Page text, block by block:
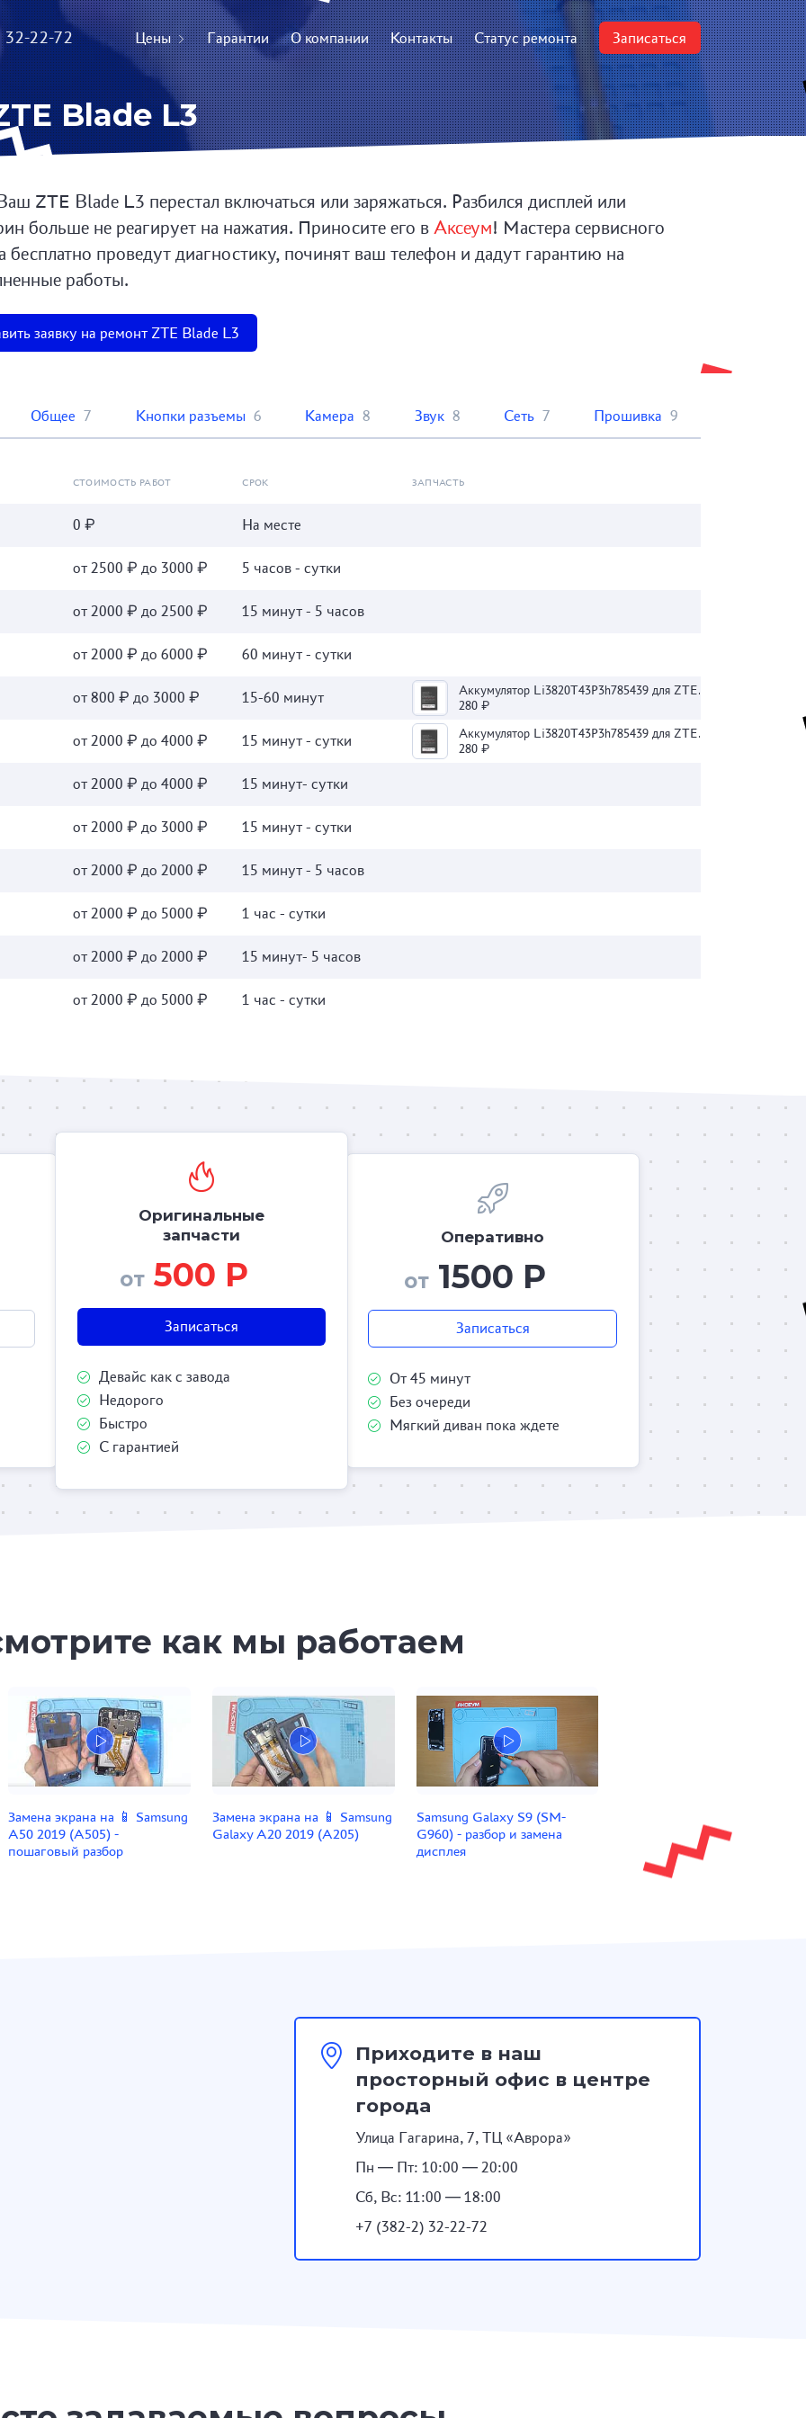
32-22-72 Цены Гарантии О компании Контакты Статус ремонта Записаться
Blade L3
ZTE Blade L3 перестал включаться или заряжаться. Разбился дисплей или
больше не реагирует на нажатия. Приносите его в Аксеум! Мастера сервисного
бесплатно проведут диагностику, починят ваш телефон и дадут гарантию на
работы.
заявку на ремонт ZTE Blade L3
Общее 7 Кнопки разъемы 6 Камера 8 Звук 8 Сеть 7 Прошивка 9
СТОИМОСТЬ РАБОТ СРОК ЗАПЧАСТЬ
0 ₽ На месте
от 2500 ₽ до 3000 ₽ 5 часов - сутки
от 2000 ₽ до 2500 ₽ 15 минут - 5 часов
от 2000 ₽ до 6000 ₽ 60 минут - сутки
от 800 ₽ до 3000 ₽ 15-60 минут
Аккумулятор Li3820T43P3h785439 для ZTE Blade L3/L370
280 ₽
от 2000 ₽ до 4000 ₽ 15 минут - сутки
Аккумулятор Li3820T43P3h785439 для ZTE Blade L3/L370
280 ₽
от 2000 ₽ до 4000 ₽ 15 минут- сутки
от 2000 ₽ до 3000 ₽ 15 минут - сутки
от 2000 ₽ до 2000 ₽ 15 минут - 5 часов
от 2000 ₽ до 5000 ₽ 1 час - сутки
от 2000 ₽ до 2000 ₽ 15 минут- 5 часов
от 2000 ₽ до 5000 ₽ 1 час - сутки
Оригинальные
запчасти
от500 Р
Записаться
Девайс как с завода
Недорого
Быстро
С гарантией
Оперативно
от1500 Р
Записаться
От 45 минут
Без очереди
Мягкий диван пока ждете
как мы работаем
Замена экрана на 📱 Samsung
A50 2019 (A505) -
пошаговый разбор
Замена экрана на 📱 Samsung
Galaxy A20 2019 (A205)
Samsung Galaxy S9 (SM-
G960) - разбор и замена
дисплея
Приходите в наш
просторный офис в центре
города
Улица Гагарина, 7, ТЦ «Аврора»
Пн — Пт: 10:00 — 20:00
Сб, Вс: 11:00 — 18:00
+7 (382-2) 32-22-72